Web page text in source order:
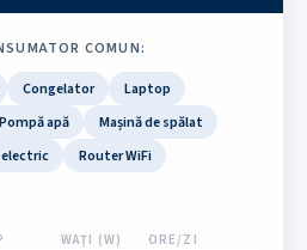
COMUN:
Congelator
Laptop
Pompă apă
Mașină de spălat
Router WiFi
WAȚI (W) ORE/ZI